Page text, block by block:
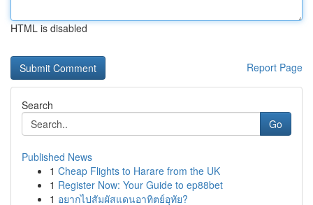
HTML is disabled
Report Page
Search
Go
Published News
1 Cheap Flights to Harare from the UK
1 Register Now: Your Guide to ep88bet
1 อยากไปสัมผัสแดนอาทิตย์อุทัย?